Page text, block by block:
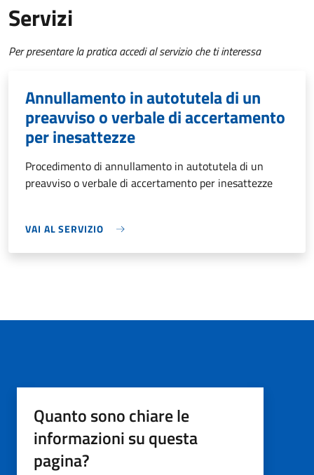
Servizi
Per presentare la pratica accedi al servizio che ti interessa
Annullamento in autotutela di un
preavviso o verbale di accertamento
per inesattezze
Procedimento di annullamento in autotutela di un
preavviso o verbale di accertamento per inesattezze
VAI AL SERVIZIO
Quanto sono chiare le
informazioni su questa
pagina?